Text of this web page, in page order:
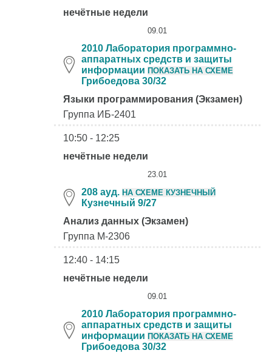
нечётные недели
09.01
2010 Лаборатория программно-
аппаратных средств и защиты
информации ПОКАЗАТЬ НА СХЕМЕ
Грибоедова 30/32
Языки программирования (Экзамен)
Группа ИБ-2401
10:50 - 12:25
нечётные недели
23.01
208 ауд. НА СХЕМЕ КУЗНЕЧНЫЙ
Кузнечный 9/27
Анализ данных (Экзамен)
Группа М-2306
12:40 - 14:15
нечётные недели
09.01
2010 Лаборатория программно-
аппаратных средств и защиты
информации ПОКАЗАТЬ НА СХЕМЕ
Грибоедова 30/32